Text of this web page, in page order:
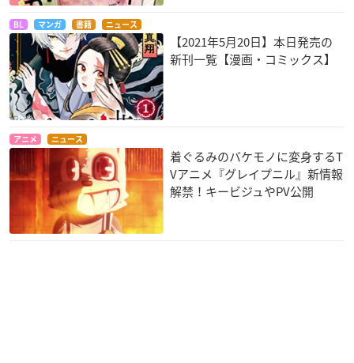
BL マンガ 書籍 ニュース
【2021年5月20日】本日発売の
新刊一覧【漫画・コミックス】
アニメ ニュース
着ぐるみのバケモノに変身するT
Vアニメ『グレイプニル』新情報
解禁！キービジュやPV公開